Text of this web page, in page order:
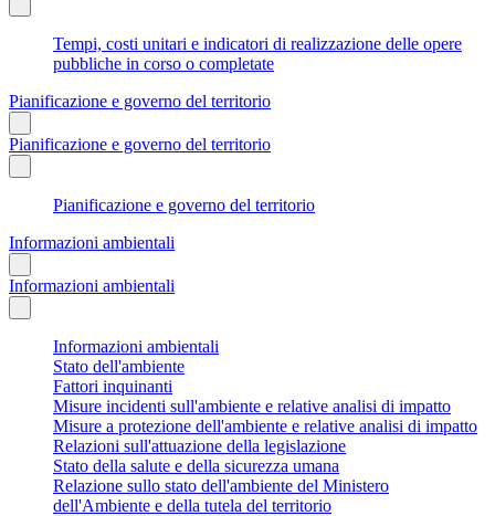
Tempi, costi unitari e indicatori di realizzazione delle opere
pubbliche in corso o completate
Pianificazione e governo del territorio
Pianificazione e governo del territorio
Pianificazione e governo del territorio
Informazioni ambientali
Informazioni ambientali
Informazioni ambientali
Stato dell'ambiente
Fattori inquinanti
Misure incidenti sull'ambiente e relative analisi di impatto
Misure a protezione dell'ambiente e relative analisi di impatto
Relazioni sull'attuazione della legislazione
Stato della salute e della sicurezza umana
Relazione sullo stato dell'ambiente del Ministero
dell'Ambiente e della tutela del territorio